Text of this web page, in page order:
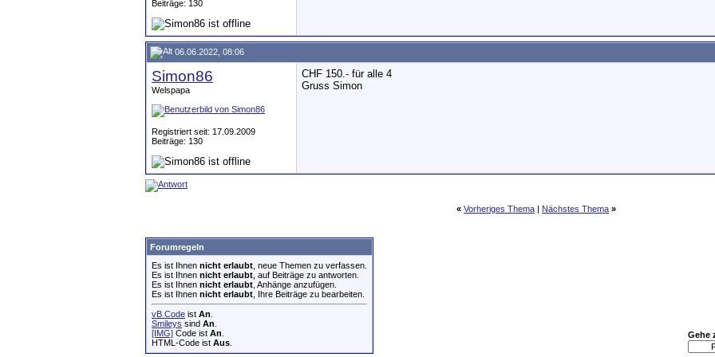
Beiträge: 130
06.06.2022, 08:06
Simon86
Welspapa
Registriert seit: 17.09.2009
Beiträge: 130
CHF 150.- für alle 4
Gruss Simon
« Vorheriges Thema | Nächstes Thema »
Forumregeln
Es ist Ihnen nicht erlaubt , neue Themen zu verfassen.
Es ist Ihnen nicht erlaubt , auf Beiträge zu antworten.
Es ist Ihnen nicht erlaubt , Anhänge anzufügen.
Es ist Ihnen nicht erlaubt , Ihre Beiträge zu bearbeiten.
vB Code ist An
Smileys sind An
[IMG] Code ist An
HTML-Code ist Aus
Gehe